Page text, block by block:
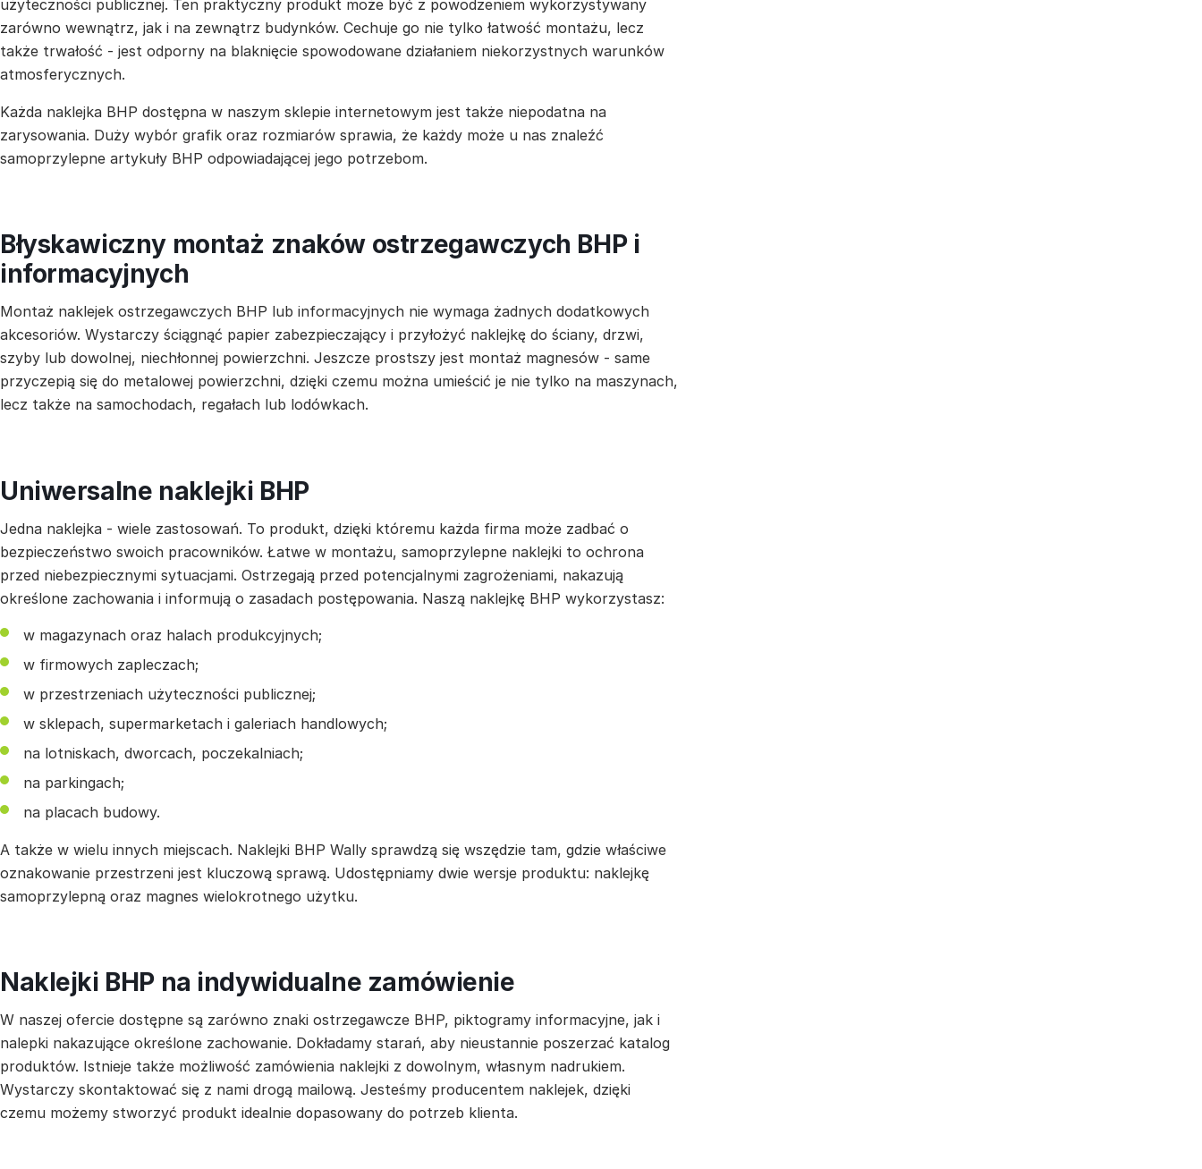
użyteczności publicznej. Ten praktyczny produkt może być z powodzeniem wykorzystywany
zarówno wewnątrz, jak i na zewnątrz budynków. Cechuje go nie tylko łatwość montażu, lecz
także trwałość - jest odporny na blaknięcie spowodowane działaniem niekorzystnych warunków
atmosferycznych.
Każda naklejka BHP dostępna w naszym sklepie internetowym jest także niepodatna na
zarysowania. Duży wybór grafik oraz rozmiarów sprawia, że każdy może u nas znaleźć
samoprzylepne artykuły BHP odpowiadającej jego potrzebom.
Błyskawiczny montaż znaków ostrzegawczych BHP i
informacyjnych
Montaż naklejek ostrzegawczych BHP lub informacyjnych nie wymaga żadnych dodatkowych
akcesoriów. Wystarczy ściągnąć papier zabezpieczający i przyłożyć naklejkę do ściany, drzwi,
szyby lub dowolnej, niechłonnej powierzchni. Jeszcze prostszy jest montaż magnesów - same
przyczepią się do metalowej powierzchni, dzięki czemu można umieścić je nie tylko na maszynach,
lecz także na samochodach, regałach lub lodówkach.
Uniwersalne naklejki BHP
Jedna naklejka - wiele zastosowań. To produkt, dzięki któremu każda firma może zadbać o
bezpieczeństwo swoich pracowników. Łatwe w montażu, samoprzylepne naklejki to ochrona
przed niebezpiecznymi sytuacjami. Ostrzegają przed potencjalnymi zagrożeniami, nakazują
określone zachowania i informują o zasadach postępowania. Naszą naklejkę BHP wykorzystasz:
w magazynach oraz halach produkcyjnych;
w firmowych zapleczach;
w przestrzeniach użyteczności publicznej;
w sklepach, supermarketach i galeriach handlowych;
na lotniskach, dworcach, poczekalniach;
na parkingach;
na placach budowy.
A także w wielu innych miejscach. Naklejki BHP Wally sprawdzą się wszędzie tam, gdzie właściwe
oznakowanie przestrzeni jest kluczową sprawą. Udostępniamy dwie wersje produktu: naklejkę
samoprzylepną oraz magnes wielokrotnego użytku.
Naklejki BHP na indywidualne zamówienie
W naszej ofercie dostępne są zarówno znaki ostrzegawcze BHP, piktogramy informacyjne, jak i
nalepki nakazujące określone zachowanie. Dokładamy starań, aby nieustannie poszerzać katalog
produktów. Istnieje także możliwość zamówienia naklejki z dowolnym, własnym nadrukiem.
Wystarczy skontaktować się z nami drogą mailową. Jesteśmy producentem naklejek, dzięki
czemu możemy stworzyć produkt idealnie dopasowany do potrzeb klienta.